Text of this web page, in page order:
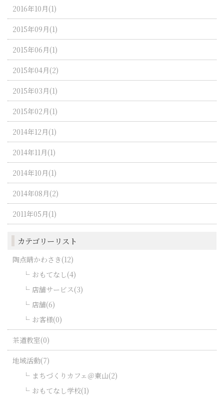
2016年10月(1)
2015年09月(1)
2015年06月(1)
2015年04月(2)
2015年03月(1)
2015年02月(1)
2014年12月(1)
2014年11月(1)
2014年10月(1)
2014年08月(2)
2011年05月(1)
カテゴリーリスト
陶点睛かわさき(12)
おもてなし(4)
店舗サービス(3)
店舗(6)
お客様(0)
茶道教室(0)
地域活動(7)
まちづくりカフェ＠東山(2)
おもてなし学校(1)